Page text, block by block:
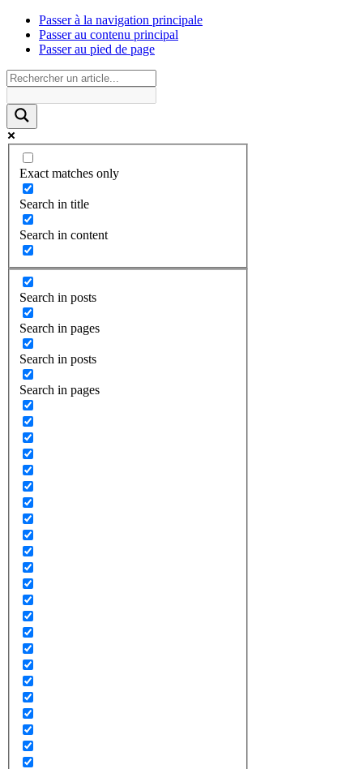
Passer à la navigation principale
Passer au contenu principal
Passer au pied de page
Exact matches only
Search in title
Search in content
Search in posts
Search in pages
Search in posts
Search in pages